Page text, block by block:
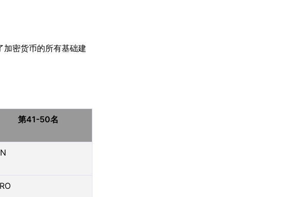
密货币的所有基础建
第41-50名